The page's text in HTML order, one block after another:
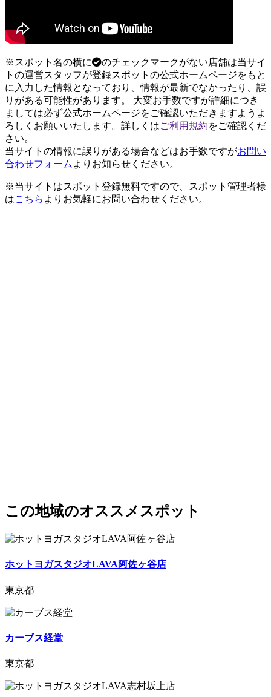
※スポット名の横に
のチェックマークがない店舗は当サイ
トの運営スタッフが登録スポットの公式ホームページをもと
に入力した情報となっており、情報が最新でなかったり、誤
りがある可能性があります。 大変お手数ですが詳細につき
ましては必ず公式ホームページをご確認いただきますようよ
ろしくお願いいたします。詳しくはご利用規約をご確認くだ
さい。
当サイトの情報に誤りがある場合などはお手数ですがお問い
合わせフォーム よりお知らせください。
※当サイトはスポット登録無料ですので、スポット管理者様
はこちら よりお気軽にお問い合わせください。
この地域のオススメスポット
ホットヨガスタジオLAVA阿佐ヶ谷店
東京都
カーブス経堂
東京都